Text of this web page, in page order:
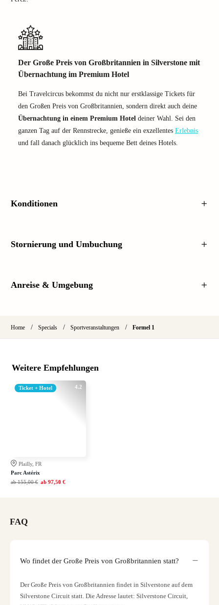
Der Große Preis von Großbritannien in Silverstone mit
Übernachtung im Premium Hotel
Bei Travelcircus bekommst du nicht nur erstklassige Tickets für
den Großen Preis von Großbritannien, sondern direkt auch deine
Übernachtung in einem Premium Hotel deiner Wahl. Sei den
ganzen Tag auf der Rennstrecke, genieße ein exzellentes Erlebnis
und fall danach glücklich ins bequeme Bett deines Hotels.
Konditionen
Stornierung und Umbuchung
Anreise & Umgebung
Home / Specials / Sportveranstaltungen / Formel 1
Weitere Empfehlungen
4.2
Ticket + Hotel
Plailly, FR
Parc Astérix
ab 155,00 € ab 97,50 €
FAQ
Wo findet der Große Preis von Großbritannien statt?
Der Große Preis von Großbritannien findet in Silverstone auf dem
Silverstone Circuit statt. Die Adresse lautet: Silverstone Circuit,